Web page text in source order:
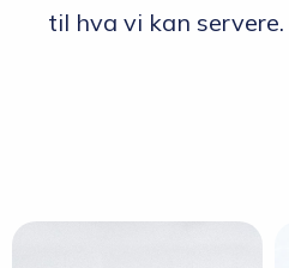
til hva vi kan servere.